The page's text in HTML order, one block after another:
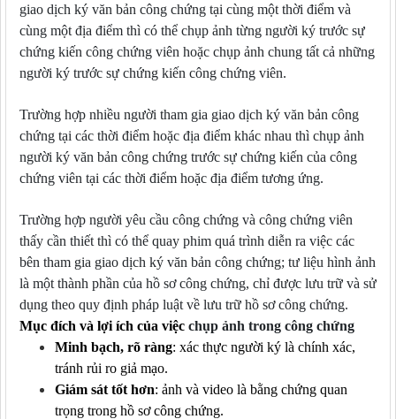
giao dịch ký văn bản công chứng tại cùng một thời điểm và
cùng một địa điểm thì có thể chụp ảnh từng người ký trước sự
chứng kiến công chứng viên hoặc chụp ảnh chung tất cả những
người ký trước sự chứng kiến công chứng viên.
Trường hợp nhiều người tham gia giao dịch ký văn bản công
chứng tại các thời điểm hoặc địa điểm khác nhau thì chụp ảnh
người ký văn bản công chứng trước sự chứng kiến của công
chứng viên tại các thời điểm hoặc địa điểm tương ứng.
Trường hợp người yêu cầu công chứng và công chứng viên
thấy cần thiết thì có thể quay phim quá trình diễn ra việc các
bên tham gia giao dịch ký văn bản công chứng; tư liệu hình ảnh
là một thành phần của hồ sơ công chứng, chỉ được lưu trữ và sử
dụng theo quy định pháp luật về lưu trữ hồ sơ công chứng.
Mục đích và lợi ích của việc chụp ảnh trong công chứng
Minh bạch, rõ ràng: xác thực người ký là chính xác,
tránh rủi ro giả mạo.
Giám sát tốt hơn: ảnh và video là bằng chứng quan
trọng trong hồ sơ công chứng.